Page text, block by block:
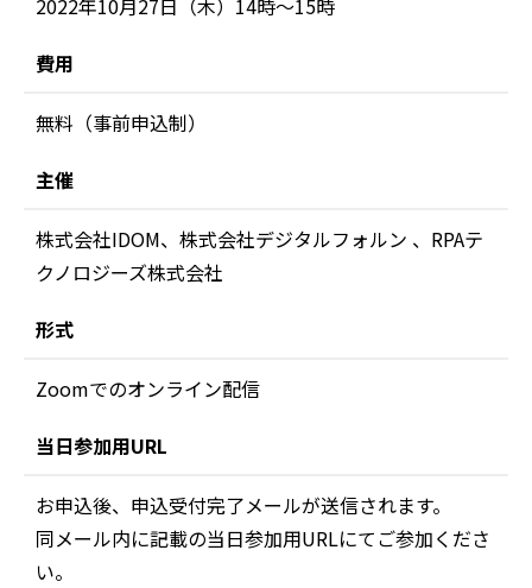
2022年10月27日（木）14時〜15時
費用
無料（事前申込制）
主催
株式会社IDOM、株式会社デジタルフォルン 、RPAテ
クノロジーズ株式会社
形式
Zoomでのオンライン配信
当日参加用URL
お申込後、申込受付完了メールが送信されます。
同メール内に記載の当日参加用URLにてご参加くださ
い。